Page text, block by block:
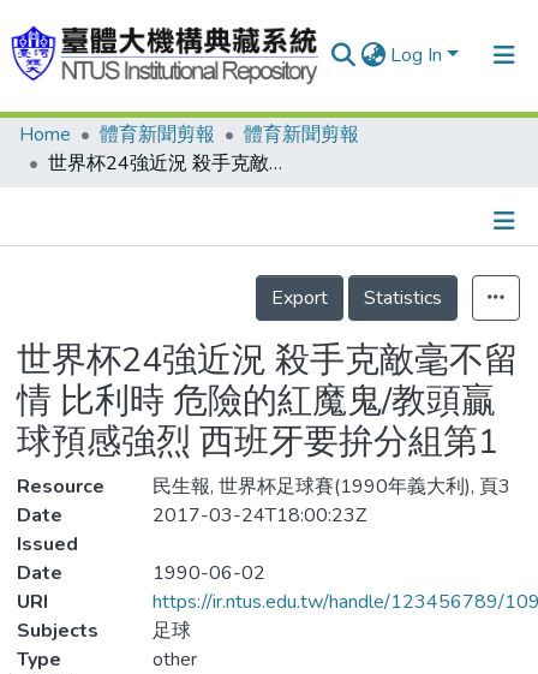
Log In
Communities & Collections
Statistics
Home 體育新聞剪報
體育新聞剪報
世界杯24強近況 殺手克敵毫不留情 比利時 危險的紅魔鬼/教頭贏球預感強烈 西班牙要拚分組第1
Details
Export
Statistics
世界杯24強近況 殺手克敵毫不留
情 比利時 危險的紅魔鬼/教頭贏
球預感強烈 西班牙要拚分組第1
Resource
民生報, 世界杯足球賽(1990年義大利), 頁3
Date
Issued
2017-03-24T18:00:23Z
Date
1990-06-02
URI
https://ir.ntus.edu.tw/handle/123456789/
Subjects
足球
Type
other